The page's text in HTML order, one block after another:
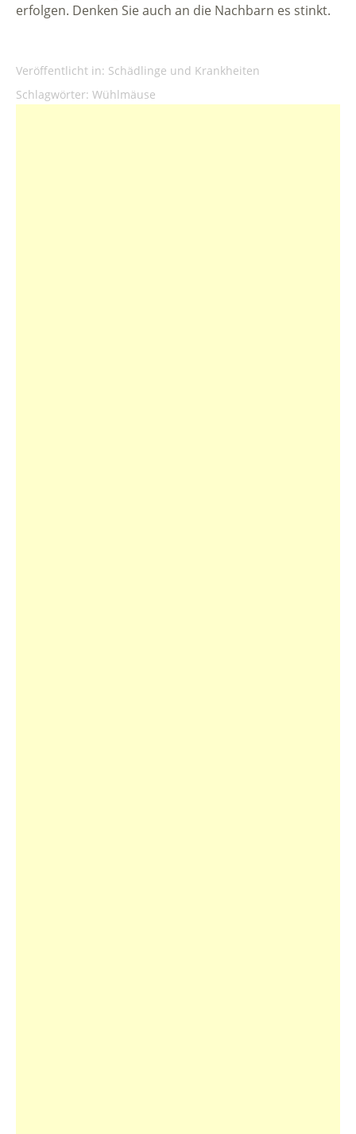
erfolgen. Denken Sie auch an die Nachbarn es stinkt.
Veröffentlicht in: Schädlinge und Krankheiten
Schlagwörter: Wühlmäuse